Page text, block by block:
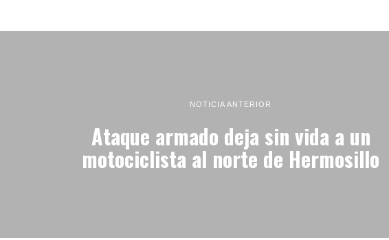
NOTICIA ANTERIOR
Ataque armado deja sin vida a un
motociclista al norte de Hermosillo